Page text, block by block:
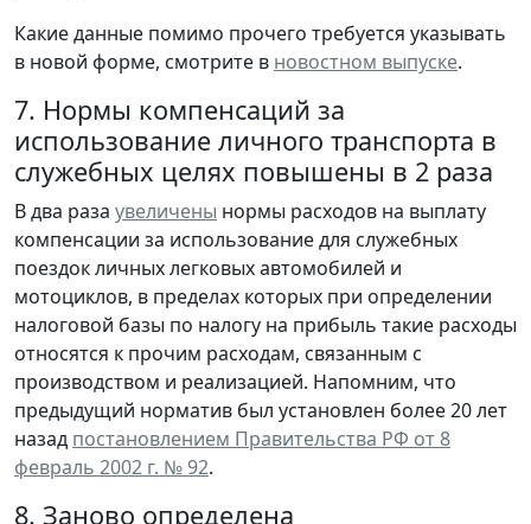
Какие данные помимо прочего требуется указывать
в новой форме, смотрите в новостном выпуске.
7. Нормы компенсаций за
использование личного транспорта в
служебных целях повышены в 2 раза
В два раза увеличены нормы расходов на выплату
компенсации за использование для служебных
поездок личных легковых автомобилей и
мотоциклов, в пределах которых при определении
налоговой базы по налогу на прибыль такие расходы
относятся к прочим расходам, связанным с
производством и реализацией. Напомним, что
предыдущий норматив был установлен более 20 лет
назад постановлением Правительства РФ от 8
февраль 2002 г. № 92.
8. Заново определена